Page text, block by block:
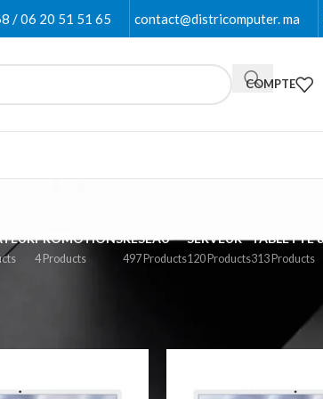
/ 06 20 51 51 65 contact@districomputer. ma
COMPTE
PROMOTIONS
4 Products
RÉSEAU
497 Products
SERVEUR
120 Products
TABLETTE
313 Products